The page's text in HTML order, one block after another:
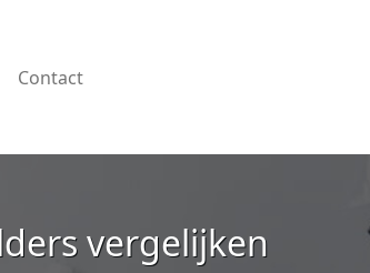
Contact
vergelijken